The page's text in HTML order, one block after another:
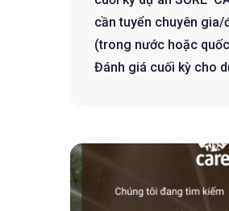
cần tuyển chuyên gia/
(trong nước hoặc
Đánh giá cuối kỳ cho